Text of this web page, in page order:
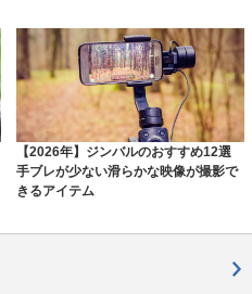
【2026年】ジンバルのおすすめ12選
手ブレが少ない滑らかな映像が撮影で
きるアイテム